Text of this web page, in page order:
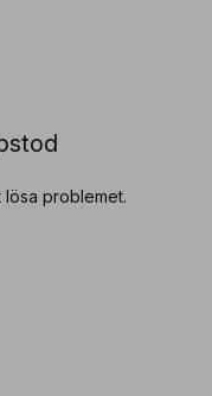
problemet.